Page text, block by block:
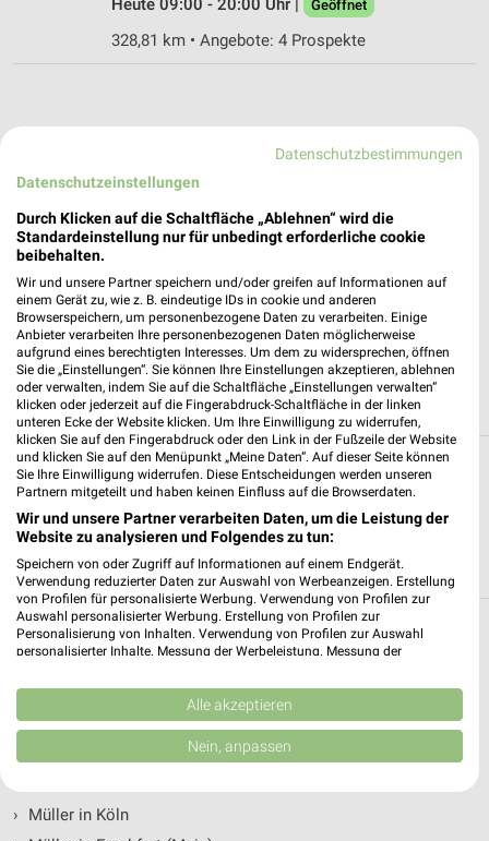
Heute 09:00 - 20:00 Uhr | Geöffnet
328,81 km • Angebote: 4 Prospekte
Alle Filialen, Adressen und Öffnungszeiten
von Müller in und um Bremen
Du suchst die nächste Filiale von Müller in Bremen. Hier siehst
Du alle Müller Filialen in der Umgebung von Bremen.
Müller Filialen & Öffnungszeiten in folgenden
› Müller in Berlin
›
Müller in Köln
Datenschutzbestimmungen
Datenschutzeinstellungen
Durch Klicken auf die Schaltfläche „Ablehnen“ wird die
Standardeinstellung nur für unbedingt erforderliche cookie
beibehalten.
Wir und unsere Partner speichern und/oder greifen auf Informationen auf
einem Gerät zu, wie z. B. eindeutige IDs in cookie und anderen
Browserspeichern, um personenbezogene Daten zu verarbeiten. Einige
Anbieter verarbeiten Ihre personenbezogenen Daten möglicherweise
aufgrund eines berechtigten Interesses. Um dem zu widersprechen, öffnen
Sie die „Einstellungen“. Sie können Ihre Einstellungen akzeptieren, ablehnen
oder verwalten, indem Sie auf die Schaltfläche „Einstellungen verwalten“
klicken oder jederzeit auf die Fingerabdruck-Schaltfläche in der linken
unteren Ecke der Website klicken. Um Ihre Einwilligung zu widerrufen,
klicken Sie auf den Fingerabdruck oder den Link in der Fußzeile der Website
und klicken Sie auf den Menüpunkt „Meine Daten“. Auf dieser Seite können
Sie Ihre Einwilligung widerrufen. Diese Entscheidungen werden unseren
Partnern mitgeteilt und haben keinen Einfluss auf die Browserdaten.
Wir und unsere Partner verarbeiten Daten, um die Leistung der
Website zu analysieren und Folgendes zu tun:
Speichern von oder Zugriff auf Informationen auf einem Endgerät.
Verwendung reduzierter Daten zur Auswahl von Werbeanzeigen. Erstellung
von Profilen für personalisierte Werbung. Verwendung von Profilen zur
Auswahl personalisierter Werbung. Erstellung von Profilen zur
Personalisierung von Inhalten. Verwendung von Profilen zur Auswahl
personalisierter Inhalte. Messung der Werbeleistung. Messung der
Kombinationen von Daten aus verschiedenen Quellen. Entwicklung und
Verbesserung der Angebote. Verwendung reduzierter Daten zur Auswahl
von Inhalten.
Daten können außerhalb der Europäischen Union weitergegeben und in die
Website/App.
Partnerliste anzeigen (1 IAB-Anbieter)
Alle akzeptieren
Nein, anpassen